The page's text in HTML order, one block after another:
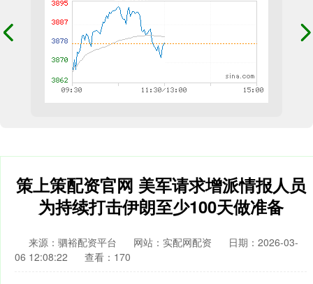
策上策配资官网 美军请求增派情报人员
为持续打击伊朗至少100天做准备
来源：驷裕配资平台 网站：实配网配资
日期：2026-03-
06 12:08:22
查看：170